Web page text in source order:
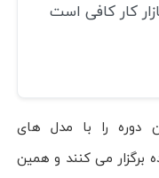
کار کافی است
دوره را با مدل های
می کنند و همین